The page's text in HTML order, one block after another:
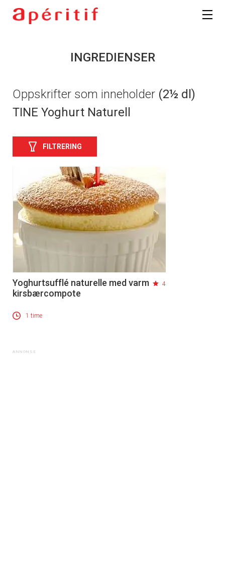
INGREDIENSER
Oppskrifter som inneholder (2½ dl)
TINE Yoghurt Naturell
FILTRERING
Yoghurtsufflé naturelle med varm
kirsbærcompote
4
1 time